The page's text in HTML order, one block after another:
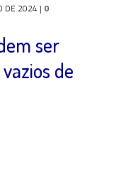
DE 2024 | 0
ser
de